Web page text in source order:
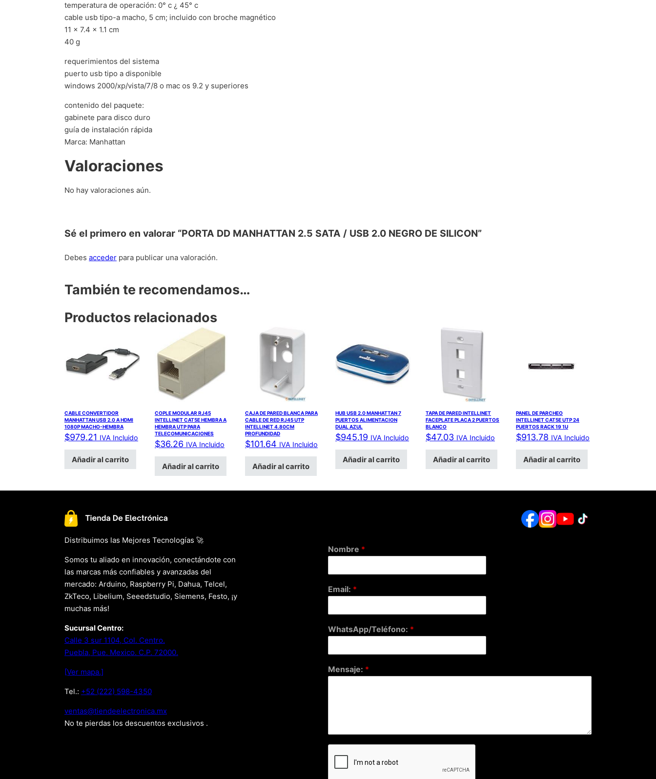
temperatura de operación: 0° c ¿ 45° c
cable usb tipo-a macho, 5 cm; incluido con broche magnético
11 x 7.4 x 1.1 cm
40 g
requerimientos del sistema
puerto usb tipo a disponible
windows 2000/xp/vista/7/8 o mac os 9.2 y superiores
contenido del paquete:
gabinete para disco duro
guía de instalación rápida
Marca: Manhattan
Valoraciones
No hay valoraciones aún.
Sé el primero en valorar “PORTA DD MANHATTAN 2.5 SATA / USB 2.0 NEGRO DE SILICON”
Debes acceder para publicar una valoración.
También te recomendamos…
Productos relacionados
CABLE CONVERTIDOR
MANHATTAN USB 2.0 A HDMI
1080P MACHO-HEMBRA
$979.21 IVA Incluido
Añadir al carrito
COPLE MODULAR RJ45
INTELLINET CAT5E HEMBRA A
HEMBRA UTP PARA
TELECOMUNICACIONES
$36.26 IVA Incluido
Añadir al carrito
CAJA DE PARED BLANCA PARA
CABLE DE RED RJ45 UTP
INTELLINET 4.80CM
PROFUNDIDAD
$101.64 IVA Incluido
Añadir al carrito
HUB USB 2.0 MANHATTAN 7
PUERTOS ALIMENTACION
DUAL AZUL
$945.19 IVA Incluido
Añadir al carrito
TAPA DE PARED INTELLINET
FACEPLATE PLACA 2 PUERTOS
BLANCO
$47.03 IVA Incluido
Añadir al carrito
PANEL DE PARCHEO
INTELLINET CAT5E UTP 24
PUERTOS RACK 19 1U
$913.78 IVA Incluido
Añadir al carrito
Distribuimos las Mejores Tecnologías 🚀
Somos tu aliado en innovación, conectándote con
las marcas más confiables y avanzadas del
mercado: Arduino, Raspberry Pi, Dahua, Telcel,
ZkTeco, Libelium, Seeedstudio, Siemens, Festo, ¡y
muchas más!
Sucursal Centro:
Calle 3 sur 1104, Col. Centro.
Puebla, Pue. Mexico. C.P. 72000.
[Ver mapa.]
Tel.: +52 (222) 598-4350
xm.acinortceleedneit@satnev
No te pierdas los descuentos exclusivos .
Nombre *
Email: *
WhatsApp/Teléfono: *
Mensaje: *